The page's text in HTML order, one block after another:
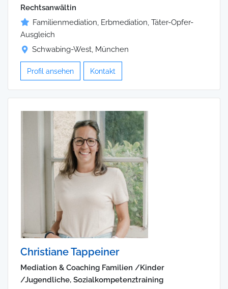
Rechtsanwältin
Familienmediation, Erbmediation, Täter-Opfer-
Ausgleich
Schwabing-West, München
Profil ansehen Kontakt
Christiane Tappeiner
Mediation & Coaching Familien /Kinder
/Jugendliche, Sozialkompetenztraining